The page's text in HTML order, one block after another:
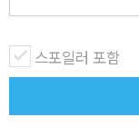
요구에 따라 드라큘
의 파격적인 상상이
축가의 탄탄스토리하
의 흐름을 길고 유
털화가 이루어지던
스포일러 포함